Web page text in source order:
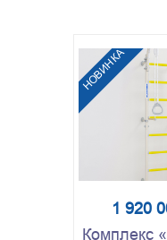
НОВИНКА
1 920
Комплекс